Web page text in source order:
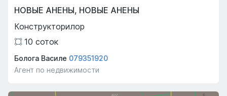
НОВЫЕ АНЕНЫ, НОВЫЕ АНЕНЫ
Конструкторилор
10 соток
Болога Василе 079351920
Агент по недвижимости